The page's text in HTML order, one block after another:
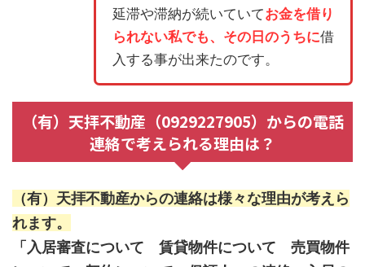
延滞や滞納が続いていてお金を借り
られない私でも、その日のうちに借
入する事が出来たのです。
（有）天拝不動産（0929227905）からの電話
連絡で考えられる理由は？
（有）天拝不動産からの連絡は様々な理由が考えら
れます。
「入居審査について 賃貸物件について 売買物件